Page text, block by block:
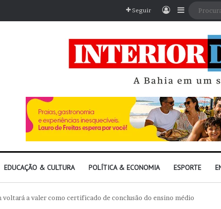
Seguir EntrarBarra
EDUCAÇÃO & CULTURA POLÍTICA & ECONOMIA ESPORTE
voltará a valer como certificado de conclusão do ensino médio